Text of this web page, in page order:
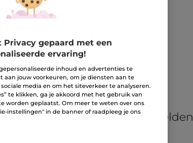
60 hectare
biologische velden
Privacy gepaard met een
ervaring!
inhoud en advertenties te
aan jouw voorkeuren, om je diensten aan te
media en om het siteverkeer te analyseren.
te klikken, ga je akkoord met het gebruik van
worden geplaatst. Om meer te weten over ons
instellingen" in de banner of raadpleeg je ons